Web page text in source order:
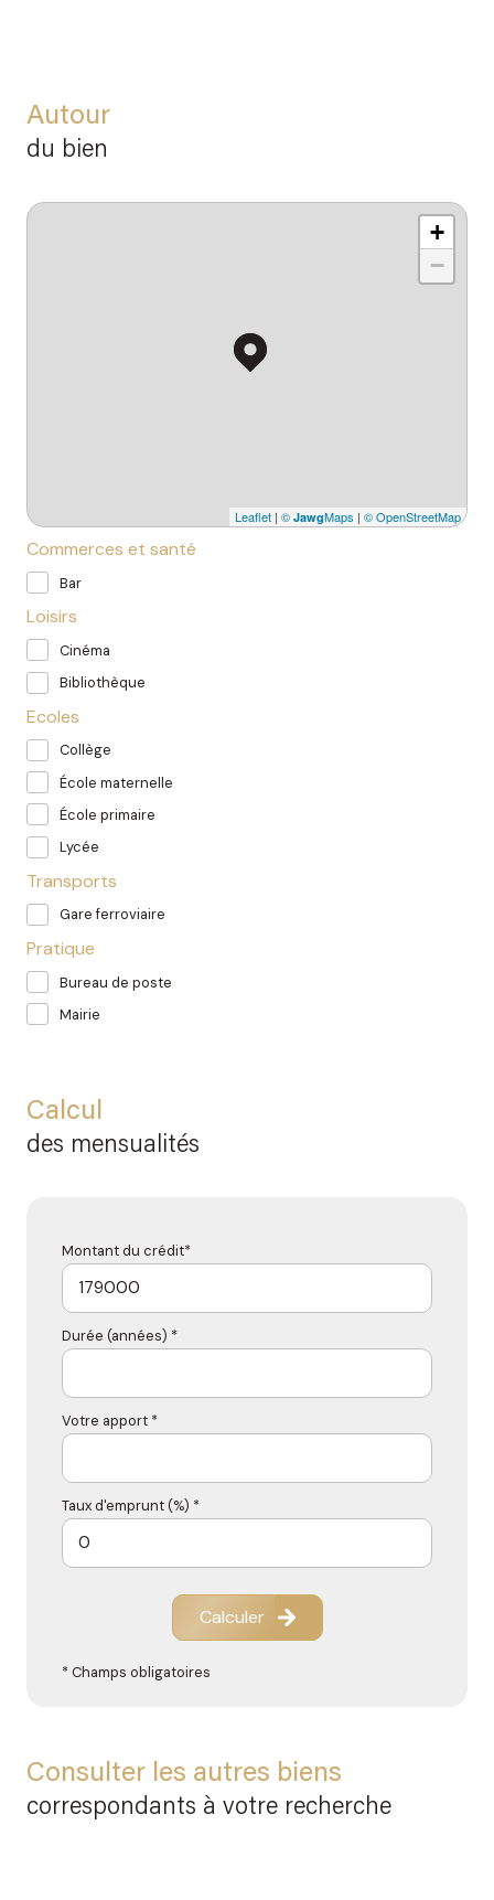
Autour
du bien
+
−
Leaflet | © JawgMaps | © OpenStreetMap
Commerces et santé
Bar
Loisirs
Cinéma
Bibliothèque
Ecoles
Collège
École maternelle
École primaire
Lycée
Transports
Gare ferroviaire
Pratique
Bureau de poste
Mairie
Calcul
des mensualités
Montant du crédit*
Durée (années) *
Votre apport *
Taux d'emprunt (%) *
Calculer
* Champs obligatoires
Consulter les autres biens
correspondants à votre recherche